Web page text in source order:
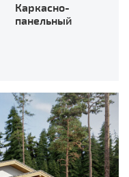
Каркасно-
панельный